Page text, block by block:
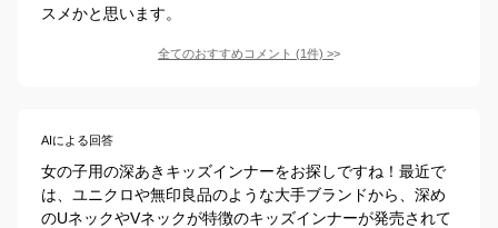
スメかと思います。
全てのおすすめコメント (1件) >
AIによる回答
女の子用の深あきキッズインナーをお探しですね！最近で
は、ユニクロや無印良品のような大手ブランドから、深め
のUネックやVネックが特徴のキッズインナーが発売されて